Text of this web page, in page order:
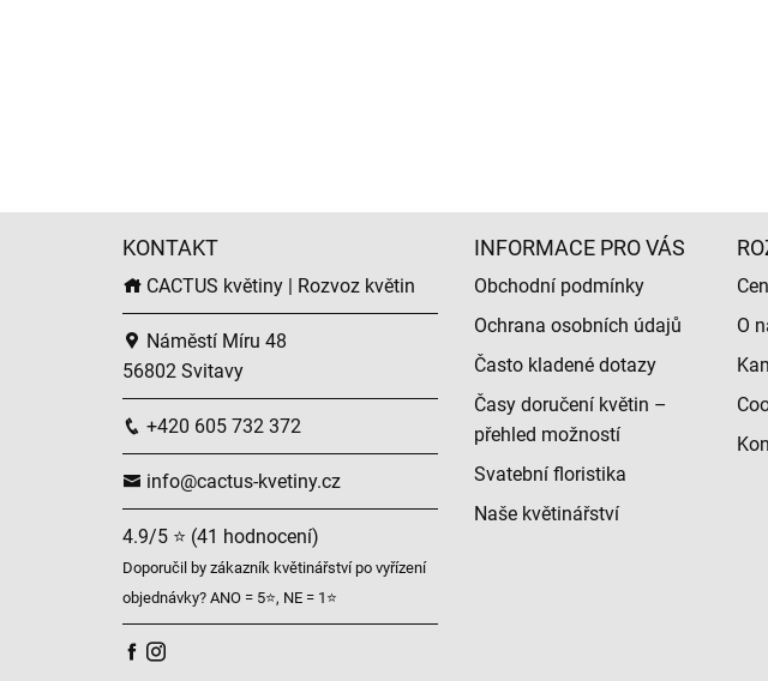
KONTAKT
CACTUS květiny | Rozvoz květin
Náměstí Míru 48
56802 Svitavy
+420 605 732 372
info@cactus-kvetiny.cz
4.9/5 ⭐ (41 hodnocení)
Doporučil by zákazník květinářství po vyřízení
objednávky? ANO = 5⭐, NE = 1⭐
INFORMACE PRO VÁS
Obchodní podmínky
Ochrana osobních údajů
Často kladené dotazy
Časy doručení květin –
přehled možností
Svatební floristika
Naše květinářství
O